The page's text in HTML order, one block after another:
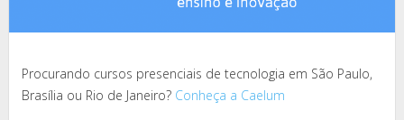
Procurando cursos presenciais de tecnologia em São Paulo,
Brasília ou Rio de Janeiro? Conheça a Caelum